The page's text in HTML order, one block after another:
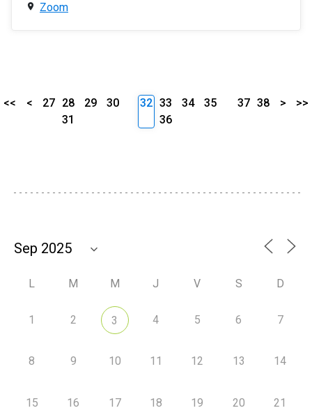
Zoom
<< < 27 28 29
30
31
32 33 34
35
36
37 38 > >>
L M M J V S D
1 2 3 4 5 6 7
8 9 10 11 12 13 14
15 16 17 18 19 20 21